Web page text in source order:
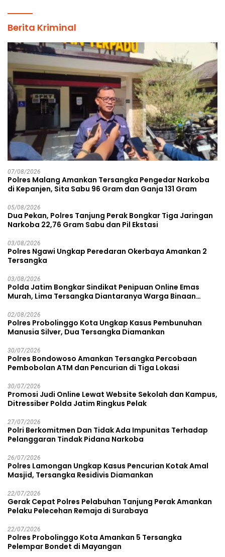
Berita Kriminal
07/08/2026
Polres Malang Amankan Tersangka Pengedar Narkoba
di Kepanjen, Sita Sabu 96 Gram dan Ganja 131 Gram
05/08/2026
Dua Pekan, Polres Tanjung Perak Bongkar Tiga Jaringan
Narkoba 22,76 Gram Sabu dan Pil Ekstasi
03/08/2026
Polres Ngawi Ungkap Peredaran Okerbaya Amankan 2
Tersangka
03/08/2026
Polda Jatim Bongkar Sindikat Penipuan Online Emas
Murah, Lima Tersangka Diantaranya Warga Binaan
02/08/2026
Polres Probolinggo Kota Ungkap Kasus Pembunuhan
Manusia Silver, Dua Tersangka Diamankan
30/07/2026
Polres Bondowoso Amankan Tersangka Percobaan
Pembobolan ATM dan Pencurian di Tiga Lokasi
30/07/2026
Promosi Judi Online Lewat Website Sekolah dan Kampus,
Ditressiber Polda Jatim Ringkus Pelak
27/07/2026
Polri Berkomitmen Dan Tidak Ada Impunitas Terhadap
Pelanggaran Tindak Pidana Narkoba
26/07/2026
Polres Lamongan Ungkap Kasus Pencurian Kotak Amal
Masjid, Tersangka Residivis Diamankan
22/07/2026
Gerak Cepat Polres Pelabuhan Tanjung Perak Amankan
Pelaku Pelecehan Remaja di Surabaya
22/07/2026
Polres Probolinggo Kota Amankan 5 Tersangka
Pelempar Bondet di Mayangan